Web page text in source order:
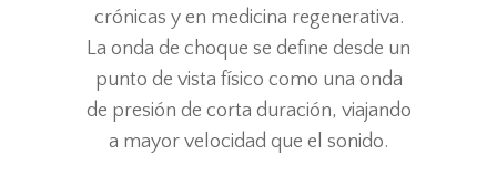
crónicas y en medicina regenerativa.
La onda de choque se define desde un
punto de vista físico como una onda
de presión de corta duración, viajando
a mayor velocidad que el sonido.